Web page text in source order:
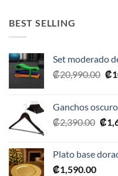
BEST SELLING
Set moderado
₡20,990.00 El
₡
Ganchos
₡2,390.00 El
era:
₡
Plato base
₡1,590.00